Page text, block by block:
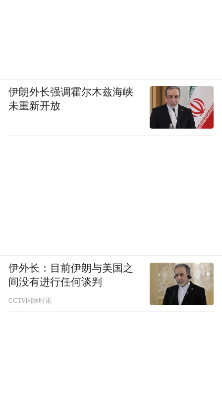
伊朗外长强调霍尔木兹海峡
未重新开放
伊外长：目前伊朗与美国之
间没有进行任何谈判
CCTV国际时讯